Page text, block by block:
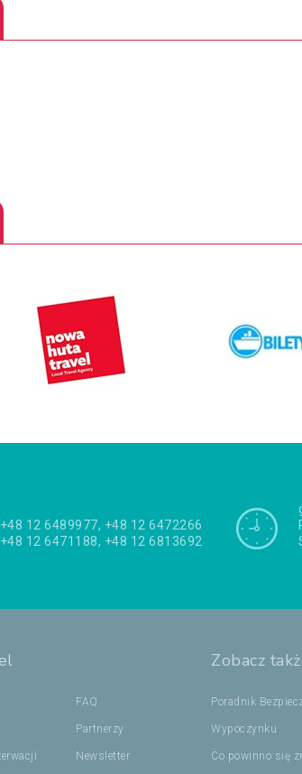
+48 12 6489977, +48 12 6472266
+48 12 6471188, +48 12 6813692
FAQ
Partnerzy
Newsletter
Zobacz
Poradnik
Wypoczynku
Co powinno się